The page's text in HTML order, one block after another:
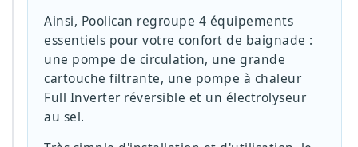
Ainsi, Poolican regroupe 4 équipements
essentiels pour votre confort de baignade :
une pompe de circulation, une grande
cartouche filtrante, une pompe à chaleur
Full Inverter réversible et un électrolyseur
au sel.